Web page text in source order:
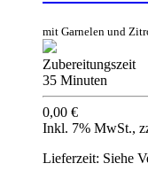
mit Garnelen und
Zubereitungszeit
35 Minuten
0,00 €
Inkl. 7% MwSt.,
Lieferzeit: Siehe